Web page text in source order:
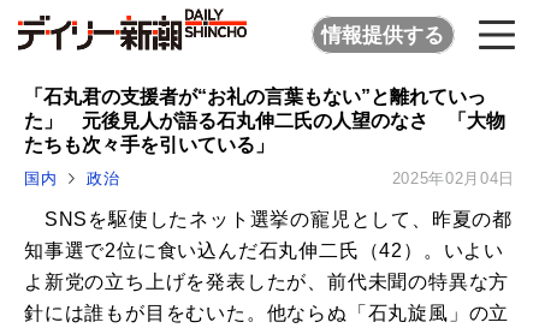
情報提供する
「石丸君の支援者が“お礼の言葉もない”と離れていっ
た」 元後見人が語る石丸伸二氏の人望のなさ 「大物
たちも次々手を引いている」
国内 政治 2025年02月04日
SNSを駆使したネット選挙の寵児として、昨夏の都
知事選で2位に食い込んだ石丸伸二氏（42）。いよい
よ新党の立ち上げを発表したが、前代未聞の特異な方
針には誰もが目をむいた。他ならぬ「石丸旋風」の立